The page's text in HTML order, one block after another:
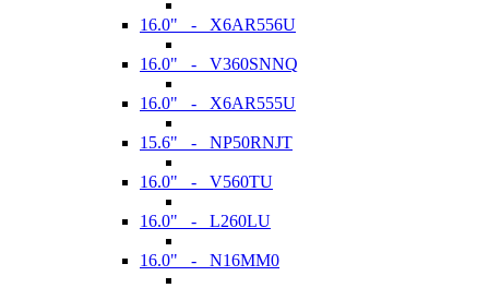
16.0" - X6AR556U
16.0" - V360SNNQ
16.0" - X6AR555U
15.6" - NP50RNJT
16.0" - V560TU
16.0" - L260LU
16.0" - N16MM0